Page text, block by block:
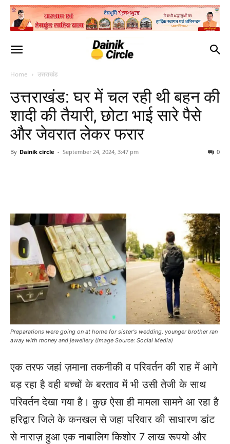
Home उत्तराखंड
उत्तराखंड: घर में चल रही थी बहन की
शादी की तैयारी, छोटा भाई सारे पैसे
और जेवरात लेकर फरार
By Dainik circle - September 24, 2024, 3:47 pm 0
Preparations were going on at home for sister's wedding, younger brother ran
away with money and jewellery (Image Source: Social Media)
एक तरफ जहां ज़माना तकनीकी व परिवर्तन की राह में आगे
बड़ रहा है वही बच्चों के बरताव में भी उसी तेजी के साथ
परिवर्तन देखा गया है। कुछ ऐसा ही मामला सामने आ रहा है
हरिद्वार जिले के कनखल से जहा परिवार की साधारण डांट
से नाराज़ हुआ एक नाबालिग किशोर 7 लाख रूपयो और